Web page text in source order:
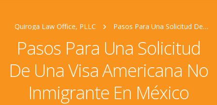
Quiroga Law Office, PLLC Pasos Para Una Solicitud De Una Visa Americana No Inmigrante En México
Pasos Para Una Solicitud
De Una Visa Americana No
Inmigrante En México